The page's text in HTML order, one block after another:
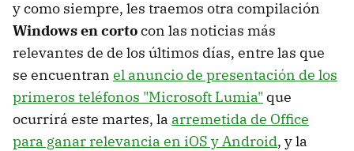
y como siempre, les traemos otra compilación
Windows en cortocon las noticias más
relevantes de de los últimos días, entre las que
se encuentran el anuncio de presentación de los
primeros teléfonos "Microsoft Lumia" que
ocurrirá este martes, la arremetida de Office
para ganar relevancia en iOS y Android, y la